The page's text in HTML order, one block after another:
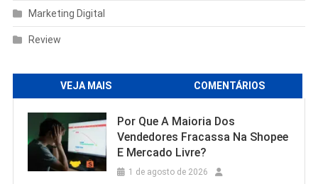
Marketing Digital
Review
VEJA MAIS COMENTÁRIOS
Por Que A Maioria Dos
Vendedores Fracassa Na Shopee
E Mercado Livre?
1 de agosto de 2026